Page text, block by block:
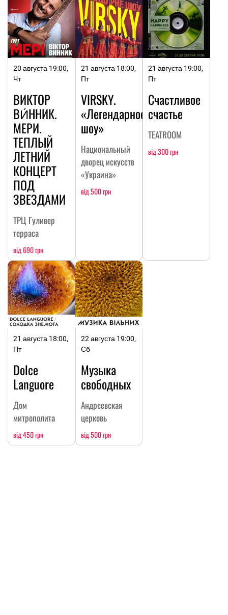
20 августа 19:00,
Чт
ВИКТОР
ВИ́ННИК.
МЕРИ.
ТЕПЛЫЙ
ЛЕТНИЙ
КОНЦЕРТ
ПОД
ЗВЕЗДАМИ
ТРЦ Гуливер
терраса
від 690 грн
21 августа 18:00,
Пт
VIRSKY.
«Легендарное
шоу»
Национальный
дворец искусств
«Украина»
від 500 грн
21 августа 19:00,
Пт
Счастливое
счастье
TEATROOM
від 300 грн
21 августа 18:00,
Пт
Dolce
Languore
Дом
митрополита
від 450 грн
22 августа 19:00,
Сб
Музыка
свободных
Андреевская
церковь
від 500 грн